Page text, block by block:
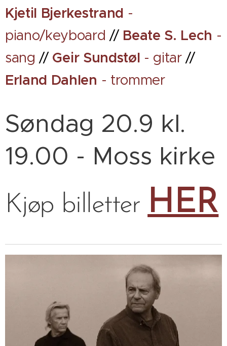
Kjetil Bjerkestrand -
piano/keyboard // Beate S. Lech -
sang // Geir Sundstøl - gitar//
Erland Dahlen - trommer
Søndag 20.9 kl.
19.00 - Moss kirke
Kjøp billetter HER